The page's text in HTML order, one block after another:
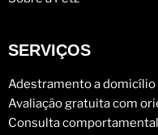
SERVIÇOS
Adestramento a domicílio
Avaliação gratuita com
Consulta